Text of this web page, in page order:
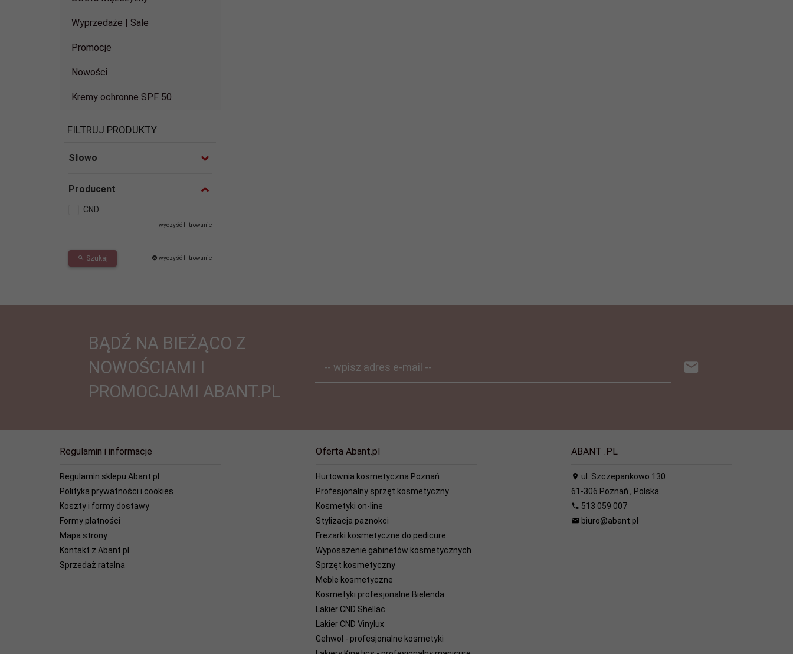
Wyprzedaże | Sale
Promocje
Nowości
Kremy ochronne SPF 50
FILTRUJ PRODUKTY
Słowo
Producent
CND
wyczyść filtrowanie
Szukaj wyczyść filtrowanie
BĄDŹ NA BIEŻĄCO Z
NOWOŚCIAMI I
PROMOCJAMI ABANT.PL
-- wpisz adres e-mail --
Regulamin i informacje
Regulamin sklepu Abant.pl
Polityka prywatności i cookies
Koszty i formy dostawy
Formy płatności
Mapa strony
Kontakt z Abant.pl
Sprzedaż ratalna
Oferta Abant.pl
Hurtownia kosmetyczna Poznań
Profesjonalny sprzęt kosmetyczny
Kosmetyki on-line
Stylizacja paznokci
Frezarki kosmetyczne do pedicure
Wyposażenie gabinetów kosmetycznych
Sprzęt kosmetyczny
Meble kosmetyczne
Kosmetyki profesjonalne Bielenda
Lakier CND Shellac
Lakier CND Vinylux
Gehwol - profesjonalne kosmetyki
ABANT .PL
ul. Szczepankowo 130
61-306 Poznań , Polska
513 059 007
biuro@abant.pl